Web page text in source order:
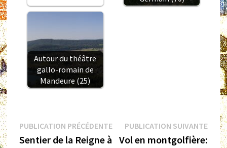
Autour du théâtre
gallo-romain de
Mandeure (25)
Navigation
PUBLICATION PRÉCÉDENTEPublication
précédente :
Sentier de la Reigne à
PUBLICATION SUIVANTE
Vol en montgolfière: